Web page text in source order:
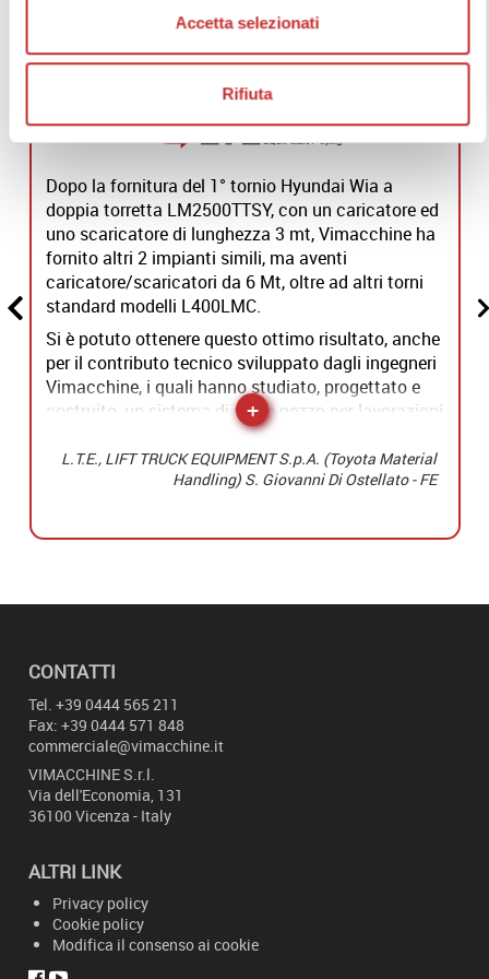
Accetta selezionati
Rifiuta
DICONO DI NOI
Dopo la fornitura del 1° tornio Hyundai Wia a
doppia torretta LM2500TTSY, con un caricatore ed
uno scaricatore di lunghezza 3 mt, Vimacchine ha
fornito altri 2 impianti simili, ma aventi
caricatore/scaricatori da 6 Mt, oltre ad altri torni
standard modelli L400LMC.
Si è potuto ottenere questo ottimo risultato, anche
per il contributo tecnico sviluppato dagli ingegneri
Vimacchine, i quali hanno studiato, progettato e
costruito, un sistema di prese pezzo per lavorazioni
di barre cromate, le quali dovevano essere esenti
da segni di lavorazione tra fase 1 e fase 2.
A distanza della prima fornitura, ad oggi sono stati
L400MC.
anche in momenti festivi.
+
L.T.E., LIFT TRUCK EQUIPMENT S.p.A. (Toyota Material
Handling) S. Giovanni Di Ostellato - FE
CONTATTI
Tel. +39 0444 565 211
Fax: +39 0444 571 848
commerciale@vimacchine.it
VIMACCHINES.r.l.
Via dell'Economia, 131
36100 Vicenza - Italy
ALTRI LINK
Privacy policy
Cookie policy
Modifica il consenso ai cookie